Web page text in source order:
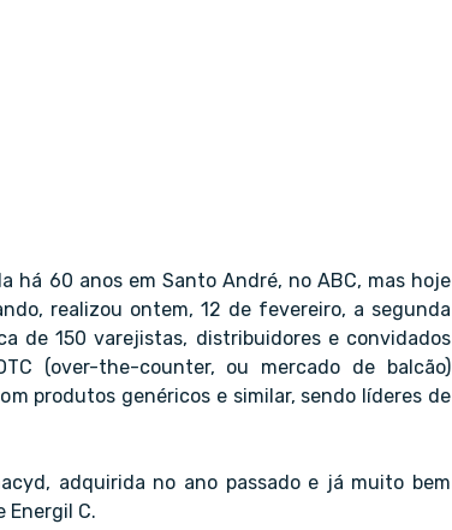
há 60 anos em Santo André, no ABC, mas hoje
realizou ontem, 12 de fevereiro, a segunda
de 150 varejistas, distribuidores e convidados
(over-the-counter, ou mercado de balcão)
produtos genéricos e similar, sendo líderes de
adquirida no ano passado e já muito bem
Energil C.